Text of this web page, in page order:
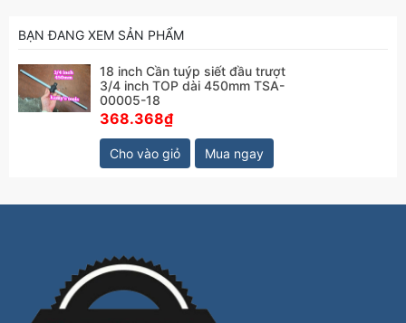
BẠN ĐANG XEM SẢN PHẨM
18 inch Cần tuýp siết đầu trượt
3/4 inch TOP dài 450mm TSA-
00005-18
368.368₫
Cho vào giỏ Mua ngay